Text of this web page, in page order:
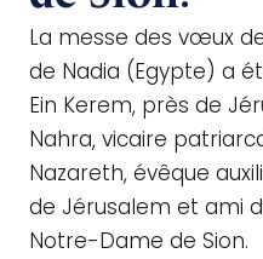
La messe des vœux
de Nadia (Egypte) a
Ein Kerem, près de
Nahra, vicaire
Nazareth, évêque
de Jérusalem et ami
Notre-Dame de Sion.